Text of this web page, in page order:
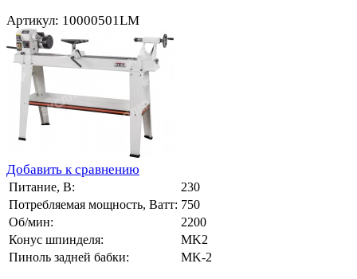
Артикул: 10000501LM
Добавить к сравнению
Питание, В:
230
Потребляемая мощность, Ватт: 750
Об/мин:
2200
Конус шпинделя:
MK2
Пиноль задней бабки:
MK-2